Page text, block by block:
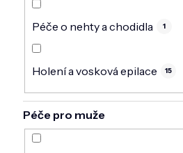
Péče o nehty a chodidla 1
Holení a vosková epilace 15
Péče pro muže